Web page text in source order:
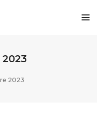
2023